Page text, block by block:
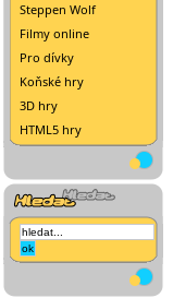
Steppen Wolf
Filmy online
Pro dívky
Koňské hry
3D hry
HTML5 hry